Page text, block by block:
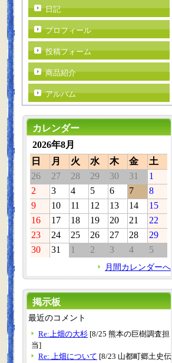
日記
プロフィール
投稿フォーム
商品紹介
アルバム
カレンダー
2026年8月
日
月 火 水 木 金
土
26
27 28 29 30 31
1
2
3 4 5 6 7
8
9
10 11 12 13 14
15
16
17 18 19 20 21
22
23
24 25 26 27 28
29
30
31 1 2 3 4 5
月間カレンダーへ
掲示板
最近のコメント
Re:上畑の大杉 [8/25 熊本の巨樹調査担
当]
Re: 上畑について [8/23 山都町郷土史伝